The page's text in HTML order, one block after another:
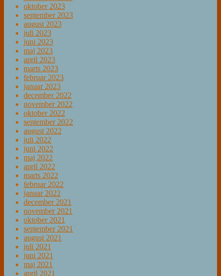
oktober 2023
september 2023
august 2023
juli 2023
juni 2023
maj 2023
april 2023
marts 2023
februar 2023
januar 2023
december 2022
november 2022
oktober 2022
september 2022
august 2022
juli 2022
juni 2022
maj 2022
april 2022
marts 2022
februar 2022
januar 2022
december 2021
november 2021
oktober 2021
september 2021
august 2021
juli 2021
juni 2021
maj 2021
april 2021